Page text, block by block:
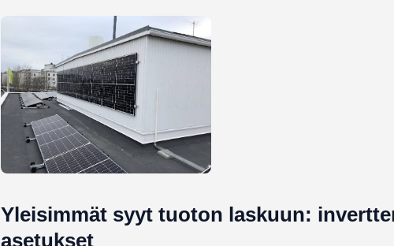
Yleisimmät syyt tuoton laskuun:
asetukset